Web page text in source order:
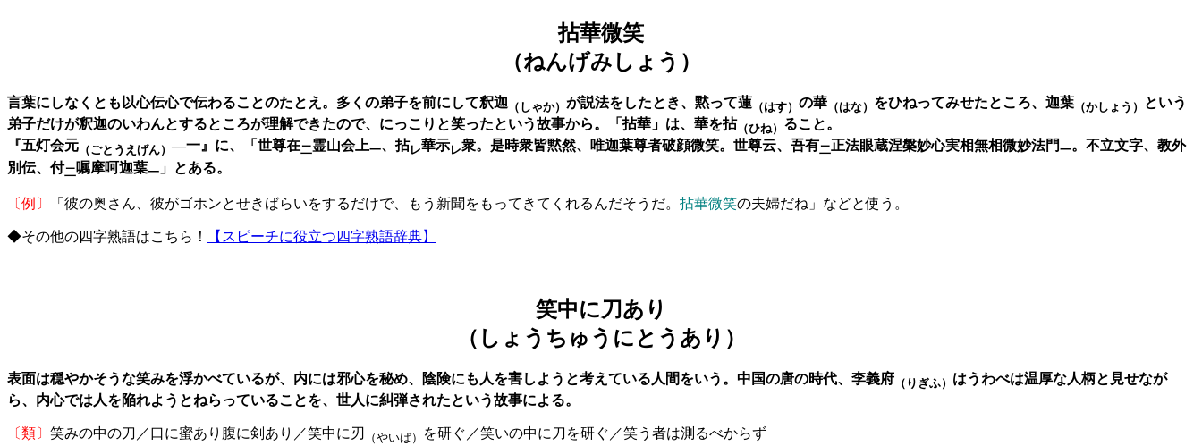
拈華微笑
（ねんげみしょう）
言葉にしなくとも以心伝心で伝わることのたとえ。多くの弟子を前にして釈迦 （しゃか） が説法をしたとき、黙って蓮 （はす） の華 （はな） をひねってみせたところ、迦葉 （かしょう）
という
弟子だけが釈迦のいわんとするところが理解できたので、にっこりと笑ったという故事から。「拈華」は、華を拈 （ひね） ること。
『五灯会元 （ごとうえげん）―一』に、「世尊在二霊山会上一、拈レ華示レ衆。是時衆皆黙然、唯迦葉尊者破顔微笑。世尊云、吾有二正法眼蔵涅槃妙心実相無相微妙法門一。不立文字、教外
別伝、付二嘱摩呵迦葉一 」とある。
〔例〕 「彼の奥さん、彼がゴホンとせきばらいをするだけで、もう新聞をもってきてくれるんだそうだ。 拈華微笑の夫婦だね」などと使う。
◆その他の四字熟語はこちら！ 【スピーチに役立つ四字熟語辞典】
笑中に刀あり
（しょうちゅうにとうあり）
表面は穏やかそうな笑みを浮かべているが、内には邪心を秘め、陰険にも人を害しようと考えている人間をいう。中国の唐の時代、李義府 （りぎふ） はうわべは温厚な人柄と見せなが
ら、内心では人を陥れようとねらっていることを、世人に糾弾されたという故事による。
〔類〕 笑みの中の刀／口に蜜あり腹に剣あり／笑中に刃 （やいば）
を研ぐ／笑いの中に刀を研ぐ／笑う者は測るべからず